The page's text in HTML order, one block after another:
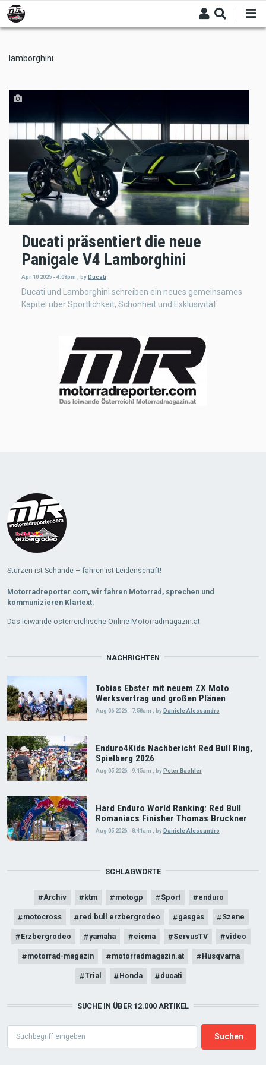
Skip
to
main
lamborghini
Ducati präsentiert die neue
Panigale V4 Lamborghini
Apr 10 2025 - 4:08pm , by Ducati
Ducati und Lamborghini schreiben ein neues gemeinsames
Kapitel über Sportlichkeit, Schönheit und Exklusivität.
Stürzen ist Schande – fahren ist Leidenschaft!
Motorradreporter.com, wir fahren Motorrad, sprechen und
kommunizieren Klartext.
Das leiwande österreichische Online-Motorradmagazin.at
NACHRICHTEN
Tobias Ebster mit neuem ZX Moto
Werksvertrag und großen Plänen
Aug 06 2026 - 7:58am , byDaniele Alessandro
Enduro4Kids Nachbericht Red Bull Ring,
Spielberg 2026
Aug 05 2026 - 9:15am byPeter Bachler
Hard Enduro World Ranking: Red Bull
Romaniacs Finisher Thomas Bruckner
Aug 05 2026 - 8:41am byDaniele Alessandro
SCHLAGWORTE
Archiv ktm motogp Sport enduro
motocross red bull erzbergrodeo gasgas Szene
Erzbergrodeo yamaha eicma ServusTV video
motorrad-magazin motorradmagazin.at Husqvarna
Trial Honda ducati
SUCHE IN ÜBER 12.000 ARTIKEL